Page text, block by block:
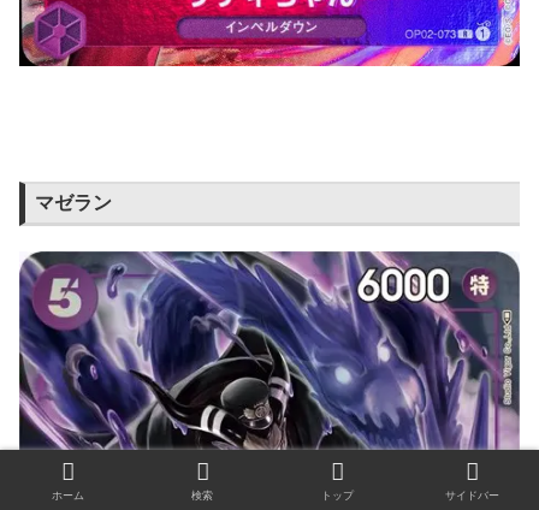
マゼラン
ホーム 検索 トップ サイドバー